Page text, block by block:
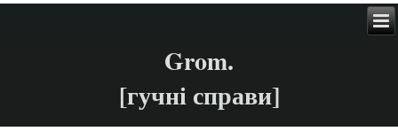
Grom.
[гучні справи]